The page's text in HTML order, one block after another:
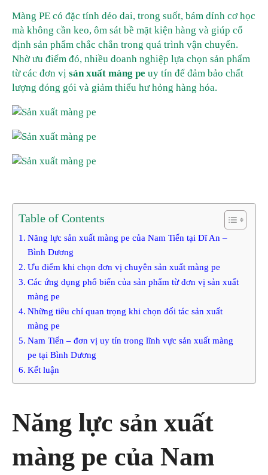
Màng PE có đặc tính dẻo dai, trong suốt, bám dính cơ học
mà không cần keo, ôm sát bề mặt kiện hàng và giúp cố
định sản phẩm chắc chắn trong quá trình vận chuyển.
Nhờ ưu điểm đó, nhiều doanh nghiệp lựa chọn sản phẩm
từ các đơn vị sản xuất màng pe uy tín để đảm bảo chất
lượng đóng gói và giảm thiểu hư hỏng hàng hóa.
Table of Contents
Năng lực sản xuất màng pe của Nam Tiến tại Dĩ An –
Bình Dương
Ưu điểm khi chọn đơn vị chuyên sản xuất màng pe
Các ứng dụng phổ biến của sản phẩm từ đơn vị sản xuất
màng pe
Những tiêu chí quan trọng khi chọn đối tác sản xuất
màng pe
Nam Tiến – đơn vị uy tín trong lĩnh vực sản xuất màng
pe tại Bình Dương
Kết luận
Năng lực sản xuất
màng pe của Nam